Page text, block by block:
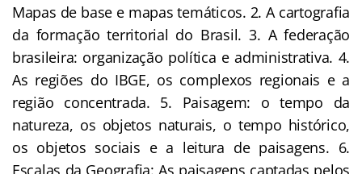
Mapas de base e mapas temáticos. 2. A cartografia
da formação territorial do Brasil. 3. A federação
brasileira: organização política e administrativa. 4.
As regiões do IBGE, os complexos regionais e a
região concentrada. 5. Paisagem: o tempo da
natureza, os objetos naturais, o tempo histórico,
os objetos sociais e a leitura de paisagens. 6.
Escalas da Geografia: As paisagens captadas pelos